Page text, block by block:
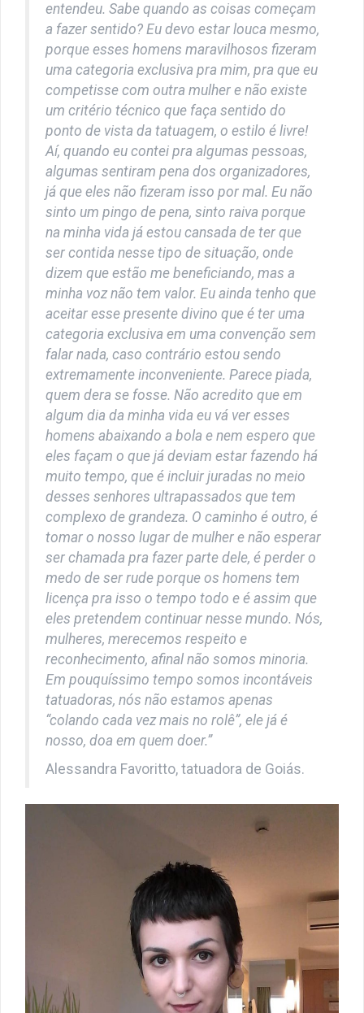
entendeu. Sabe quando as coisas começam
a fazer sentido? Eu devo estar louca mesmo,
porque esses homens maravilhosos fizeram
uma categoria exclusiva pra mim, pra que eu
competisse com outra mulher e não existe
um critério técnico que faça sentido do
ponto de vista da tatuagem, o estilo é livre!
Aí, quando eu contei pra algumas pessoas,
algumas sentiram pena dos organizadores,
já que eles não fizeram isso por mal. Eu não
sinto um pingo de pena, sinto raiva porque
na minha vida já estou cansada de ter que
ser contida nesse tipo de situação, onde
dizem que estão me beneficiando, mas a
minha voz não tem valor. Eu ainda tenho que
aceitar esse presente divino que é ter uma
categoria exclusiva em uma convenção sem
falar nada, caso contrário estou sendo
extremamente inconveniente. Parece piada,
quem dera se fosse. Não acredito que em
algum dia da minha vida eu vá ver esses
homens abaixando a bola e nem espero que
eles façam o que já deviam estar fazendo há
muito tempo, que é incluir juradas no meio
desses senhores ultrapassados que tem
complexo de grandeza. O caminho é outro, é
tomar o nosso lugar de mulher e não esperar
ser chamada pra fazer parte dele, é perder o
medo de ser rude porque os homens tem
licença pra isso o tempo todo e é assim que
eles pretendem continuar nesse mundo. Nós,
mulheres, merecemos respeito e
reconhecimento, afinal não somos minoria.
Em pouquíssimo tempo somos incontáveis
tatuadoras, nós não estamos apenas
“colando cada vez mais no rolê”, ele já é
nosso, doa em quem doer.”
Alessandra Favoritto, tatuadora de Goiás.